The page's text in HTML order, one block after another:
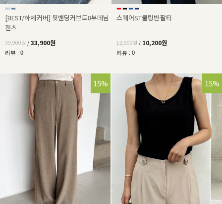
[BEST/하체커버] 뒷밴딩커브드8부데님
팬츠
39,900원 / 33,900원
리뷰 : 0
스퀘어ST쿨링반팔티
12,000원 / 10,200원
리뷰 : 0
15% 15%